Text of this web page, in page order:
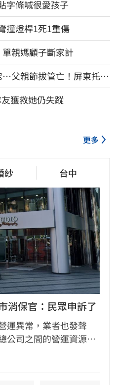
字條喊很愛孩子
撞燈桿1死1重傷
親媽顧子斷家計
父親節拔管亡！屏東托嬰
獲救她仍失蹤
更多
紗 台中
消保官：民眾申訴了
運異常，業者也發聲
公司之間的營運資源
，引發據點無法繼續營